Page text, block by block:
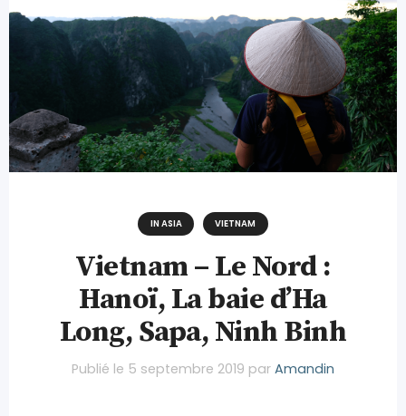
IN ASIA VIETNAM
Vietnam – Le Nord :
Hanoï, La baie d’Ha
Long, Sapa, Ninh Binh
Publié le 5 septembre 2019 par Amandin